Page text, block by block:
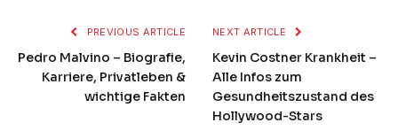
PREVIOUS ARTICLE
Pedro Malvino – Biografie,
Karriere, Privatleben &
wichtige Fakten
NEXT ARTICLE
Kevin Costner Krankheit –
Alle Infos zum
Gesundheitszustand des
Hollywood-Stars